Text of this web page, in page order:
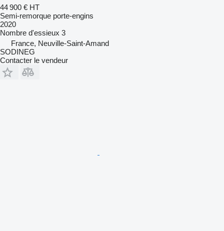
44 900 € HT
Semi-remorque porte-engins
2020
Nombre d'essieux 3
France, Neuville-Saint-Amand
SODINEG
Contacter le vendeur